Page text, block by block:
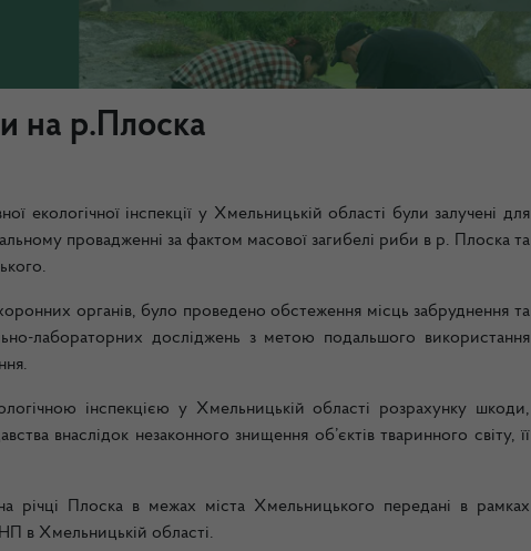
на р.Плоска
екологічної інспекції у Хмельницькій області були залучені для
провадженні за фактом масової загибелі риби в р. Плоска та
органів, було проведено обстеження місць забруднення та
лабораторних досліджень з метою подальшого використання
інспекцією у Хмельницькій області розрахунку шкоди,
внаслідок незаконного знищення об’єктів тваринного світу, її
річці Плоска в межах міста Хмельницького передані в рамках
в Хмельницькій області.